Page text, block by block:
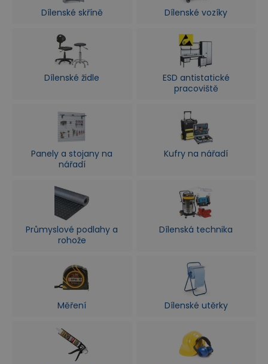
Dílenské skříně Dílenské vozíky
Dílenské židle
ESD antistatické
pracoviště
Panely a stojany na
nářadí
Kufry na nářadí
Průmyslové podlahy a
rohože
Dílenská technika
Měření Dílenské utěrky